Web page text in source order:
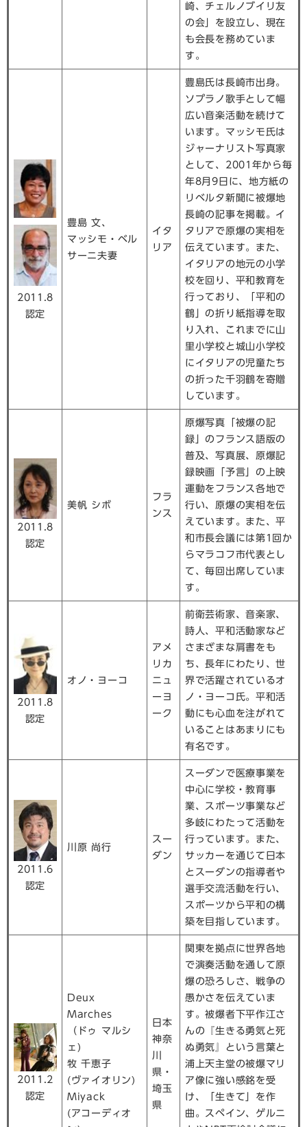
崎、チェルノブイリ友
の会」を設立し、現在
も会長を務めていま
す。
2011.8
認定
豊島 文、
マッシモ・ベル
サーニ夫妻
イタ
リア
豊島氏は長崎市出身。
ソプラノ歌手として幅
広い音楽活動を続けて
います。マッシモ氏は
ジャーナリスト写真家
として、2001年から毎
年8月9日に、地方紙の
リベルタ新聞に被爆地
長崎の記事を掲載。イ
タリアで原爆の実相を
伝えています。また、
イタリアの地元の小学
校を回り、平和教育を
行っており、「平和の
鶴」の折り紙指導を取
り入れ、これまでに山
里小学校と城山小学校
にイタリアの児童たち
の折った千羽鶴を寄贈
しています。
2011.8
認定
美帆 シボ
フラ
ンス
原爆写真「被爆の記
録」のフランス語版の
普及、写真展、原爆記
録映画「予言」の上映
運動をフランス各地で
行い、原爆の実相を伝
えています。また、平
和市長会議には第1回か
らマラコフ市代表とし
て、毎回出席していま
す。
2011.8
認定
オノ・ヨーコ
アメ
リカ
ニュ
ーヨ
ーク
前衛芸術家、音楽家、
詩人、平和活動家など
さまざまな肩書をも
ち、長年にわたり、世
界で活躍されているオ
ノ・ヨーコ氏。平和活
動にも心血を注がれて
いることはあまりにも
有名です。
2011.6
認定
川原 尚行
スー
ダン
スーダンで医療事業を
中心に学校・教育事
業、スポーツ事業など
多岐にわたって活動を
行っています。また、
サッカーを通じて日本
とスーダンの指導者や
選手交流活動を行い、
スポーツから平和の構
築を目指しています。
2011.2
認定
Deux
Marches
（ドゥ マルシ
ェ)
牧 千恵子
(ヴァイオリン)
Miyack
(アコーディオ
日本
神奈
川
県・
埼玉
県
関東を拠点に世界各地
で演奏活動を通して原
爆の恐ろしさ、戦争の
愚かさを伝えていま
す。被爆者下平作江さ
んの『生きる勇気と死
ぬ勇気』という言葉と
浦上天主堂の被爆マリ
ア像に強い感銘を受
け、「生きて」を作
曲。スペイン、ゲルニ